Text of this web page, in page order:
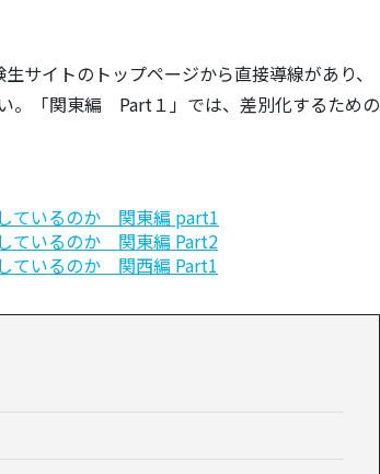
サイトのトップページから直接導線があり、
。「関東編 Part１」では、差別化するための
ているのか 関東編 part1
ているのか 関東編 Part2
ているのか 関西編 Part1